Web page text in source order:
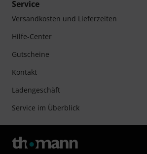
Service
Versandkosten und Lieferzeiten
Hilfe-Center
Gutscheine
Kontakt
Ladengeschäft
Service im Überblick